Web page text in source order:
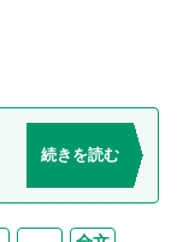
続きを読む